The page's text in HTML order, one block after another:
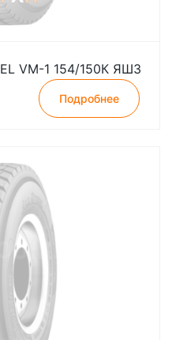
VM-1 154/150К ЯШЗ
Подробнее